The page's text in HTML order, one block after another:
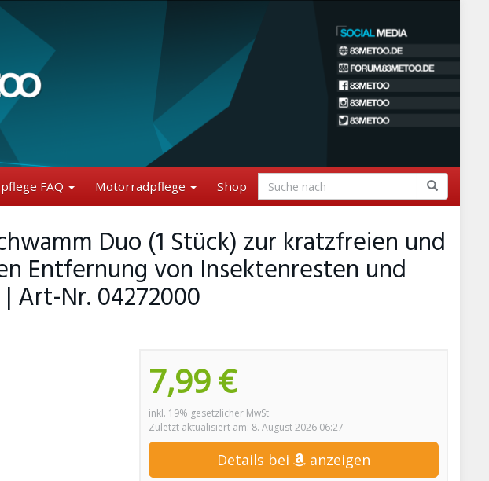
FAQ Motorradpflege Shop
Duo (1 Stück) zur kratzfreien und
Entfernung von Insektenresten und
Art-Nr. 04272000
7,99 €
inkl. 19% gesetzlicher MwSt.
Zuletzt aktualisiert am: 8. August 2026 06:27
Details bei anzeigen